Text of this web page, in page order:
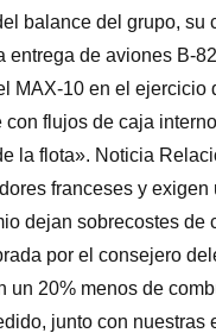
balance del grupo, su
de aviones B-
MAX-10 en el ejercicio
flujos de caja
la flota». Noticia
franceses y
dejan sobrecostes de
por el consejero
20% menos de
junto con nuestras